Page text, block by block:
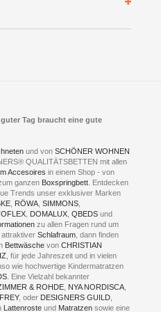
Onlineartikel.
Terminreservierung
UND
Tag braucht eine gute
und vonSCHÖNER WOHNEN
QUALITÄTSBETTEN mit allen
Accesoires in einem Shop - von
ganzen Boxspringbett . Entdecken
Trends unser exklusiver Marken
RÖWA ,SIMMONS
DOMALUX ,QBEDS und
zu allen Fragen rund um
attraktiverSchlafraum , dann finden
Bettwäsche vonCHRISTIAN
, für jede Jahreszeit und in vielen
wie hochwertige Kindermatratzen
. Eine Vielzahl bekannter
& ROHDE NYA NORDISCA
, oder DESIGNERS GUILD
Lattenroste und Matratzen sowie eine